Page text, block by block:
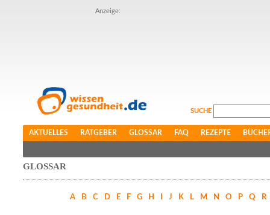
Anzeige:
SUCHE
AKTUELLES RATGEBER GLOSSAR FAQ REZEPTE
GLOSSAR
A B C D E F G H J K L M N O P Q R